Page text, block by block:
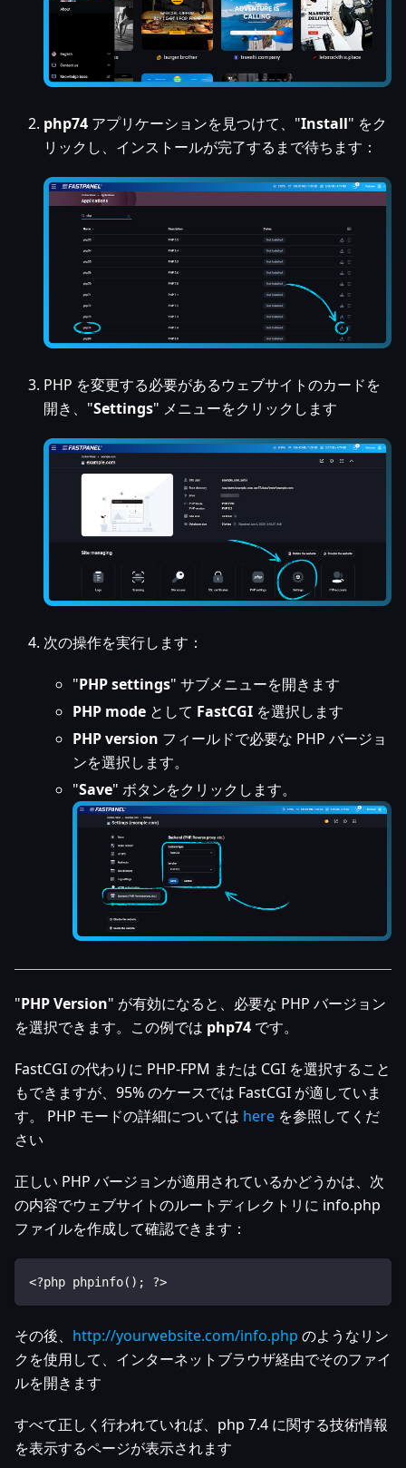
php74 アプリケーションを見つけて、"Install" をク
リックし、インストールが完了するまで待ちます：
PHP を変更する必要があるウェブサイトのカードを
開き、"Settings" メニューをクリックします
次の操作を実行します：
"PHP settings" サブメニューを開きます
PHP mode として FastCGI を選択します
PHP version フィールドで必要な PHP バージョ
ンを選択します。
"Save" ボタンをクリックします。
"PHP Version" が有効になると、必要な PHP バージョン
を選択できます。この例では php74 です。
FastCGI の代わりに PHP-FPM または CGI を選択すること
もできますが、95% のケースでは FastCGI が適していま
す。 PHP モードの詳細については here を参照してくだ
さい
正しい PHP バージョンが適用されているかどうかは、次
の内容でウェブサイトのルートディレクトリに info.php
ファイルを作成して確認できます：
<?php phpinfo(); ?>
その後、 http://yourwebsite.com/info.php のようなリン
クを使用して、インターネットブラウザ経由でそのファイ
ルを開きます
すべて正しく行われていれば、php 7.4 に関する技術情報
を表示するページが表示されます